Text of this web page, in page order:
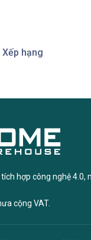
hạng
hợp công nghệ 4.0,
cộng VAT.